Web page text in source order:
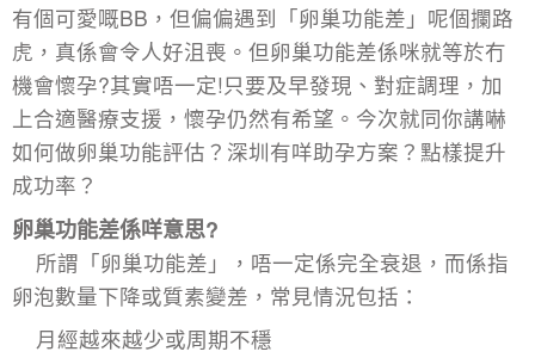
有個可愛嘅BB，但偏偏遇到「卵巢功能差」呢個攔路
虎，真係會令人好沮喪。但卵巢功能差係咪就等於冇
機會懷孕?其實唔一定!只要及早發現、對症調理，加
上合適醫療支援，懷孕仍然有希望。今次就同你講嚇
如何做卵巢功能評估？深圳有咩助孕方案？點樣提升
成功率？
卵巢功能差係咩意思?
所謂「卵巢功能差」，唔一定係完全衰退，而係指
卵泡數量下降或質素變差，常見情況包括：
月經越來越少或周期不穩